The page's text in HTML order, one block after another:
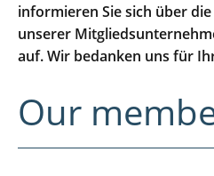
informieren Sie sich über
unserer
auf. Wir bedanken uns für
Our